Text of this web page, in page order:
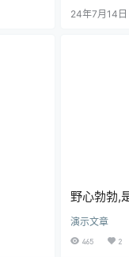
24年7月14日
野心勃勃,
演示文章
465 2